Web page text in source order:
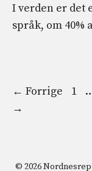
I verden er det
språk, om 40%
← Forrige Side
1
→
© 2026